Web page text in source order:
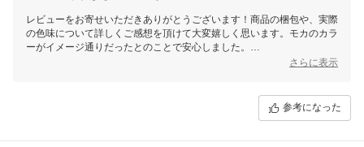
レビューをお寄せいただきありがとうございます！商品の梱包や、実際
の色味について詳しくご感想を頂けて大変嬉しく思います。モカのカラ
ーがイメージ通りだったとのことで安心しました。
選びやすいという点について貴重なご指摘をありがとうございます。今
後の商品改善やラインナップの参考にさせていただきます。
さらに表示
参考になった